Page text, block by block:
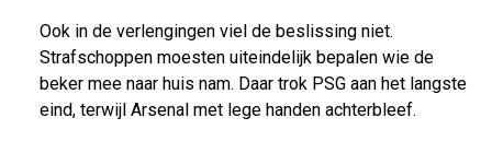
Ook in de verlengingen viel de beslissing niet.
Strafschoppen moesten uiteindelijk bepalen wie de
beker mee naar huis nam. Daar trok PSG aan het langste
eind, terwijl Arsenal met lege handen achterbleef.